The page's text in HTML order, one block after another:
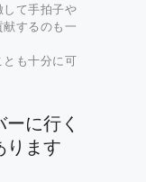
て手拍子や
するのも一
も十分に可
に行く
ります